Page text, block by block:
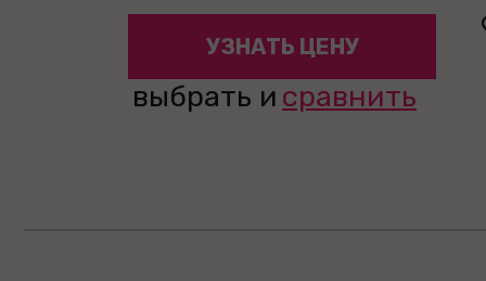
УЗНАТЬ ЦЕНУ
выбрать и сравнить